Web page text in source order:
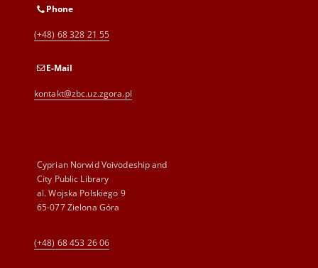
Phone
(+48) 68 328 21 55
E-Mail
kontakt@zbc.uz.zgora.pl
Cyprian Norwid Voivodeship and
City Public Library
al. Wojska Polskiego 9
65-077 Zielona Góra
(+48) 68 453 26 06